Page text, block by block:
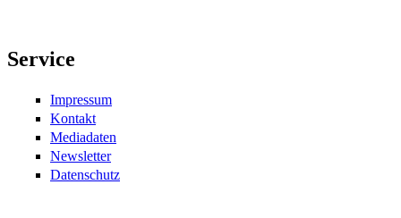
Service
Impressum
Kontakt
Mediadaten
Newsletter
Datenschutz